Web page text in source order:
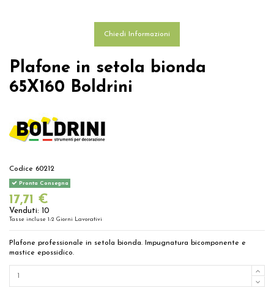
Chiedi Informazioni
Plafone in setola bionda
65X160 Boldrini
Codice 60212
Pronta Consegna
17,71 €
Venduti: 10
Tasse incluse 1-2 Giorni Lavorativi
Plafone professionale in setola bionda. Impugnatura bicomponente e
mastice epossidico.